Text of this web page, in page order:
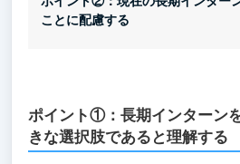
ことに配慮する
ポイント①：長期インターン
きな選択肢であると理解する